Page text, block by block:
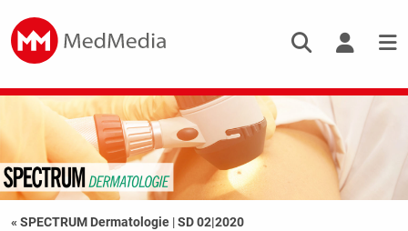
« SPECTRUM Dermatologie |SD 02|2020